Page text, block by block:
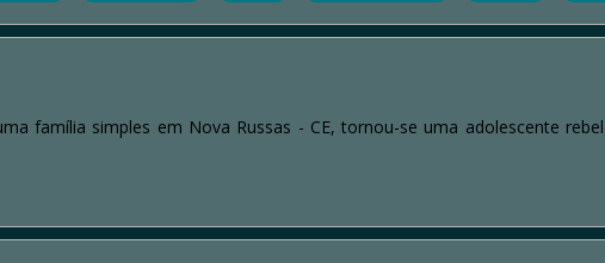
família simples em Nova Russas - CE, tornou-se uma adolescente